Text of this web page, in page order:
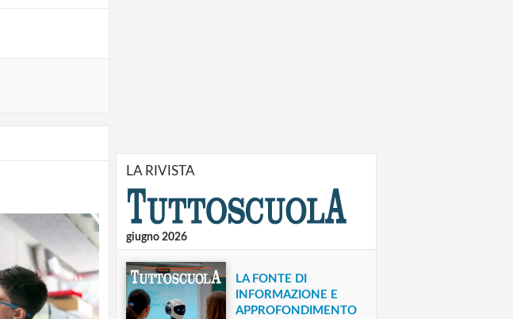
LA RIVISTA
giugno 2026
LA FONTE DI
INFORMAZIONE E
APPROFONDIMENTO